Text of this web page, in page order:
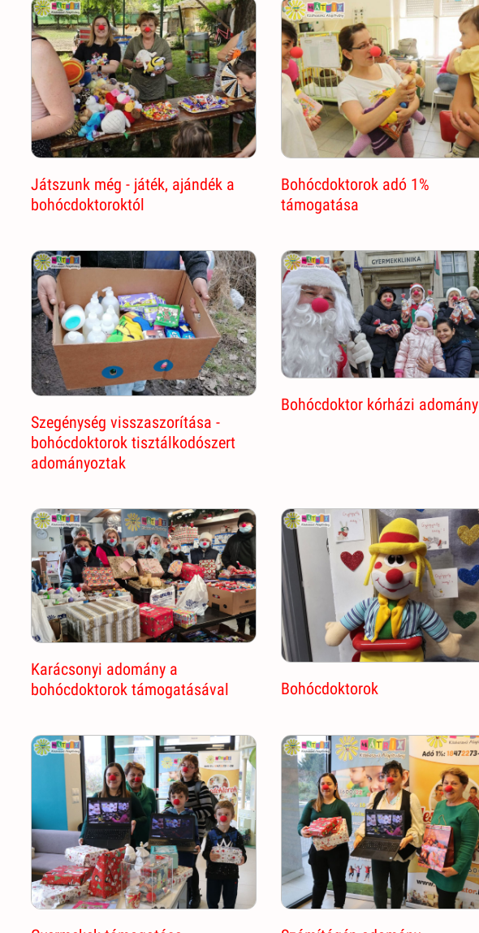
Játszunk még - játék, ajándék a
bohócdoktoroktól
Bohócdoktorok adó 1%
támogatása
Szegénység visszaszorítása -
bohócdoktorok tisztálkodószert
adományoztak
Bohócdoktor kórházi adomány
Karácsonyi adomány a
bohócdoktorok támogatásával
Bohócdoktorok